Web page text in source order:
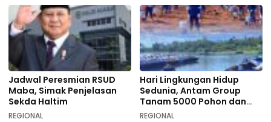
Jadwal Peresmian RSUD
Maba, Simak Penjelasan
Sekda Haltim
REGIONAL
Hari Lingkungan Hidup
Sedunia, Antam Group
Tanam 5000 Pohon dan
Aksi Bersih di Sofifi
REGIONAL